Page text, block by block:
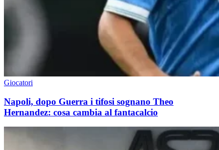
Giocatori
Napoli, dopo Guerra i tifosi sognano Theo
Hernandez: cosa cambia al fantacalcio